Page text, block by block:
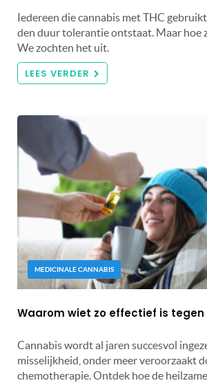
Iedereen die cannabis met THC
den duur tolerantie ontstaat. Maar hoe
We zochten het uit.
LEES VERDER
MEDICINALE CANNABIS
Waarom wiet zo effectief is
Cannabis wordt al jaren succesvol
misselijkheid, onder meer veroorzaakt
chemotherapie. Ontdek hoe de